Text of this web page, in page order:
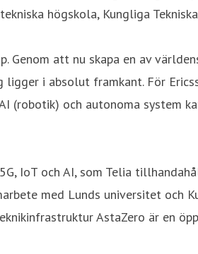
högskola, Kungliga
att nu skapa en av
i absolut framkant. För
(robotik) och autonoma system
IoT och AI, som Telia
med Lunds universitet och
AstaZero är en